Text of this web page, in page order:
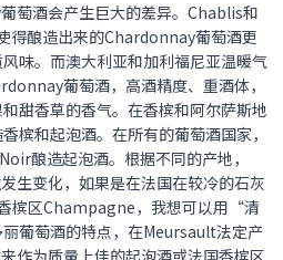
萄酒会产生巨大的差异。Chablis和
得酿造出来的Chardonnay葡萄酒更
味。而澳大利亚和加利福尼亚温暖气
葡萄酒，高酒精度、重酒体，
甜香草的香气。在香槟和阿尔萨斯地
槟和起泡酒。在所有的葡萄酒国家，
酿造起泡酒。根据不同的产地，
生变化，如果是在法国在较冷的石灰
槟区Champagne，我想可以用“清
葡萄酒的特点，在Meursault法定产